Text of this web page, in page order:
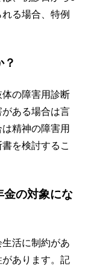
る場合、特例
の障害用診断
ある場合は言
精神の障害用
を検討するこ
金の対象にな
活に制約があ
あります。記